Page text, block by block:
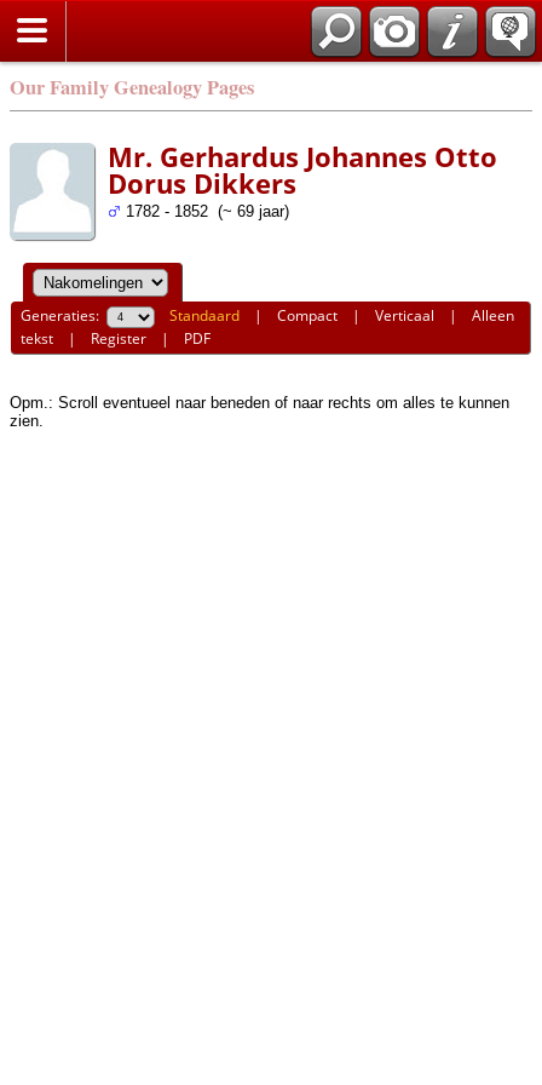
Our Family Genealogy Pages
Mr. Gerhardus Johannes Otto
Dorus Dikkers
1782 - 1852 (~ 69 jaar)
Generaties: Standaard |Compact |Verticaal |Alleen
tekst | Register | PDF
Opm.: Scroll eventueel naar beneden of naar rechts om alles te kunnen
zien.